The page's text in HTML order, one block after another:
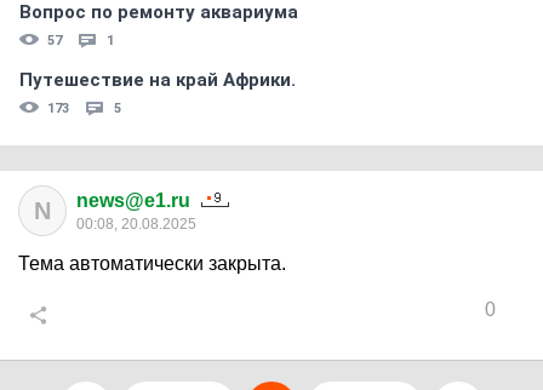
Вопрос по ремонту аквариума
57 1
Путешествие на край Африки.
173 5
N news@e1.ru
00:08, 20.08.2025
Тема автоматически закрыта.
0